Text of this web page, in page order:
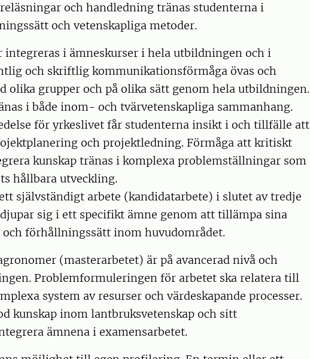
och handledning tränas studenterna i
och vetenskapliga metoder.
integreras i ämneskurser i hela utbildningen och i
och skriftlig kommunikationsförmåga övas och
olika grupper och på olika sätt genom hela utbildningen.
i både inom- och tvärvetenskapliga sammanhang.
för yrkeslivet får studenterna insikt i och tillfälle att
och projektledning. Förmåga att kritiskt
kunskap tränas i komplexa problemställningar som
hållbara utveckling.
självständigt arbete (kandidatarbete) i slutet av tredje
sig i ett specifikt ämne genom att tillämpa sina
förhållningssätt inom huvudområdet.
(masterarbetet) är på avancerad nivå och
Problemformuleringen för arbetet ska relatera till
system av resurser och värdeskapande processer.
kunskap inom lantbruksvetenskap och sitt
ämnena i examensarbetet.